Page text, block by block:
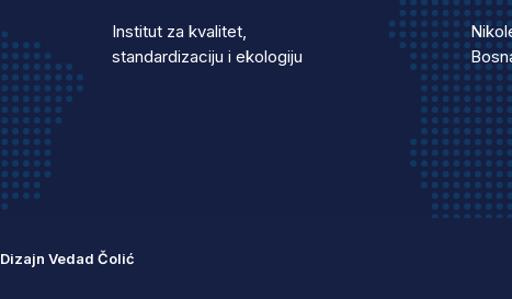
Institut za kvalitet,
standardizaciju i ekologiju
Dizajn Vedad Čolić